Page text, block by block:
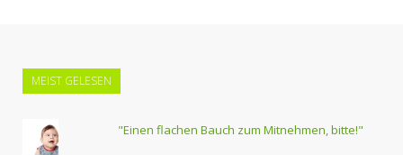
MEIST GELESEN
"Einen flachen Bauch zum Mitnehmen, bitte!"